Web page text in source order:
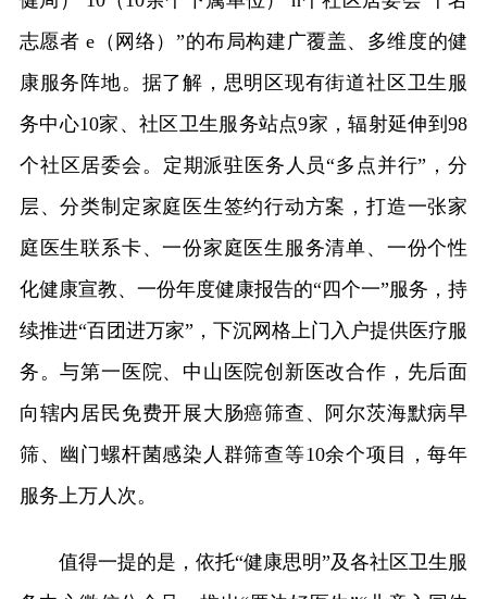
志愿者 e（网络）”的布局构建广覆盖、多维度的健
康服务阵地。据了解，思明区现有街道社区卫生服
务中心10家、社区卫生服务站点9家，辐射延伸到98
个社区居委会。定期派驻医务人员“多点并行”，分
层、分类制定家庭医生签约行动方案，打造一张家
庭医生联系卡、一份家庭医生服务清单、一份个性
化健康宣教、一份年度健康报告的“四个一”服务，持
续推进“百团进万家”，下沉网格上门入户提供医疗服
务。与第一医院、中山医院创新医改合作，先后面
向辖内居民免费开展大肠癌筛查、阿尔茨海默病早
筛、幽门螺杆菌感染人群筛查等10余个项目，每年
服务上万人次。
值得一提的是，依托“健康思明”及各社区卫生服